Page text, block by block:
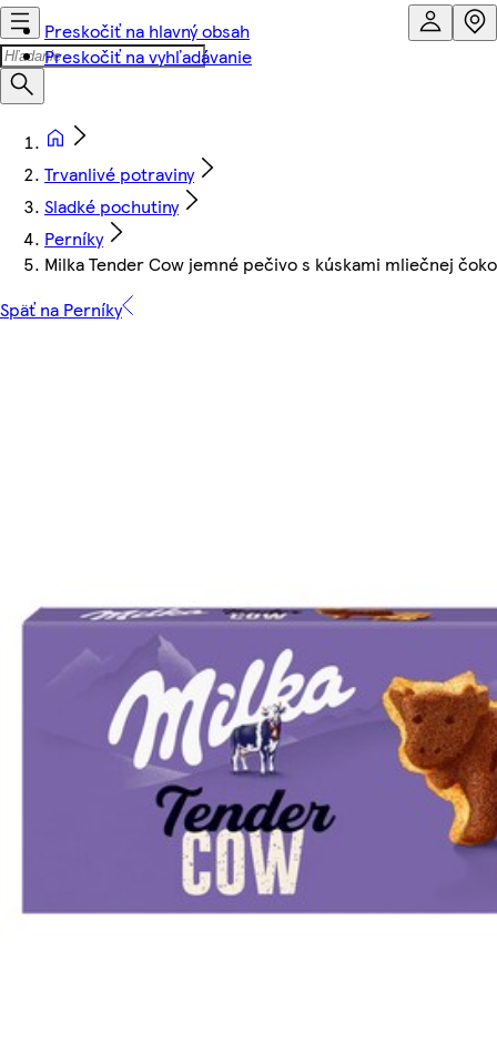
Preskočiť na hlavný obsah
Preskočiť na vyhľadávanie
Trvanlivé potraviny
Sladké pochutiny
Perníky
Milka Tender Cow jemné pečivo s kúskami mliečnej
Späť na Perníky